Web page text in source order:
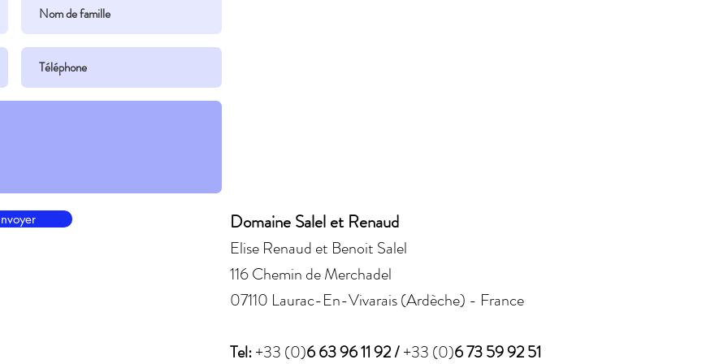
Domaine Salel et Renaud
Elise Renaud et Benoit Salel
116 Chemin de Merchadel
07110 Laurac-En-Vivarais (Ardèche) - France
Tel:+33 (0)6 63 96 11 92 /+33 (0)6 73 59 92 51